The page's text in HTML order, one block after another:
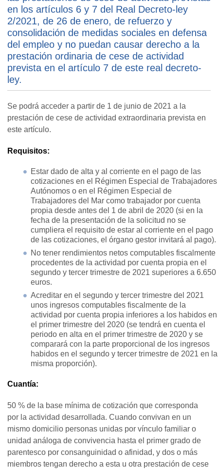
en los artículos 6 y 7 del Real Decreto-ley
2/2021, de 26 de enero, de refuerzo y
consolidación de medidas sociales en defensa
del empleo y no puedan causar derecho a la
prestación ordinaria de cese de actividad
prevista en el artículo 7 de este real decreto-
ley.
Se podrá acceder a partir de 1 de junio de 2021 a la
prestación de cese de actividad extraordinaria prevista en
este artículo.
Requisitos:
Estar dado de alta y al corriente en el pago de las
cotizaciones en el Régimen Especial de Trabajadores
Autónomos o en el Régimen Especial de
Trabajadores del Mar como trabajador por cuenta
propia desde antes del 1 de abril de 2020 (si en la
fecha de la presentación de la solicitud no se
cumpliera el requisito de estar al corriente en el pago
de las cotizaciones, el órgano gestor invitará al pago).
No tener rendimientos netos computables fiscalmente
procedentes de la actividad por cuenta propia en el
segundo y tercer trimestre de 2021 superiores a 6.650
euros.
Acreditar en el segundo y tercer trimestre del 2021
unos ingresos computables fiscalmente de la
actividad por cuenta propia inferiores a los habidos en
el primer trimestre del 2020 (se tendrá en cuenta el
periodo en alta en el primer trimestre de 2020 y se
comparará con la parte proporcional de los ingresos
habidos en el segundo y tercer trimestre de 2021 en la
misma proporción).
Cuantía:
50 % de la base mínima de cotización que corresponda
por la actividad desarrollada. Cuando convivan en un
mismo domicilio personas unidas por vínculo familiar o
unidad análoga de convivencia hasta el primer grado de
parentesco por consanguinidad o afinidad, y dos o más
miembros tengan derecho a esta u otra prestación de cese